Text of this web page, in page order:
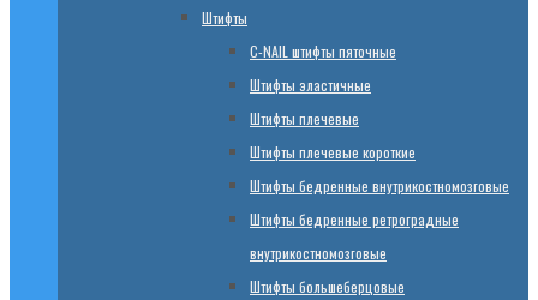
Штифты
C-NAIL штифты пяточные
Штифты эластичные
Штифты плечевые
Штифты плечевые короткие
Штифты бедренные внутрикостномозговые
Штифты бедренные ретроградные
внутрикостномозговые
Штифты большеберцовые